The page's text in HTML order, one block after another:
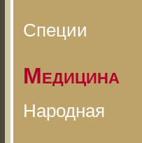
Специи
Медицина
Народная